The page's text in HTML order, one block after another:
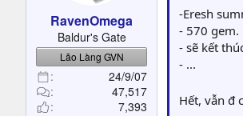
RavenOmega
Baldur's Gate
Lão Làng GVN
24/9/07
47,517
7,393
-Eresh
- 570 gem.
- sẽ kết
- ...
Hết, vẫn đ